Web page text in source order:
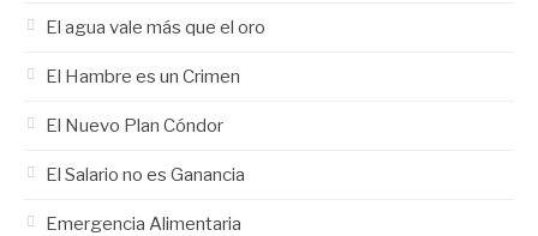
El agua vale más que el oro
El Hambre es un Crimen
El Nuevo Plan Cóndor
El Salario no es Ganancia
Emergencia Alimentaria